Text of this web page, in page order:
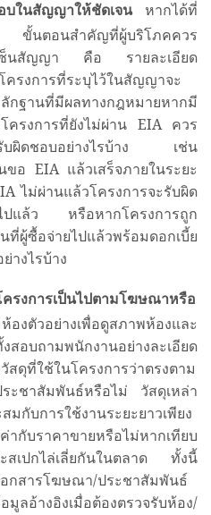
บในสัญญาให้ชัดเจนหากได้ที่
นตอนสำคัญที่ผู้บริโภคควร
เซ็นสัญญา คือ รายละเอียด
รงการที่ระบุไว้ในสัญญาจะ
กฐานที่มีผลทางกฎหมายหากมี
ครงการที่ยังไม่ผ่าน EIA ควร
รับผิดชอบอย่างไรบ้าง เช่น
อ EIA แล้วเสร็จภายในระยะ
ไม่ผ่านแล้วโครงการจะรับผิด
ไปแล้ว หรือหากโครงการถูก
ที่ผู้ซื้อจ่ายไปแล้วพร้อมดอกเบี้ย
างไรบ้าง
รงการเป็นไปตามโฆษณาหรือ
ตัวอย่างเพื่อดูสภาพห้องและ
อบถามพนักงานอย่างละเอียด
ดุที่ใช้ในโครงการว่าตรงตาม
ะชาสัมพันธ์หรือไม่ วัสดุเหล่า
กับการใช้งานระยะยาวเพียง
กับราคาขายหรือไม่หากเทียบ
สเปกไล่เลี่ยกันในตลาด ทั้งนี้
อกสารโฆษณา/ประชาสัมพันธ์
มูลอ้างอิงเมื่อต้องตรวจรับห้อง/